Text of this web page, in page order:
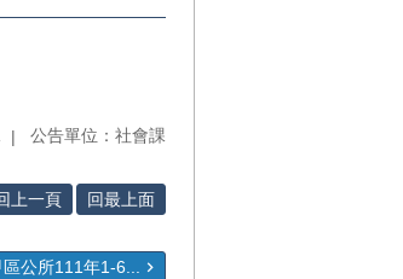
公告單位：社會課
上一頁 回最上面
公所111年1-6...